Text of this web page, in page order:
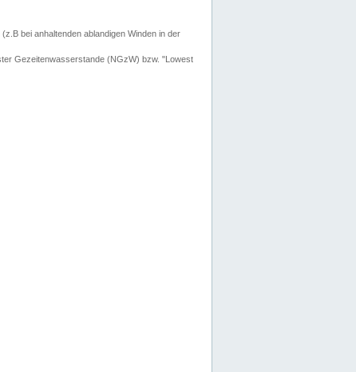
bei anhaltenden ablandigen Winden in der
Gezeitenwasserstande (NGzW) bzw. "Lowest